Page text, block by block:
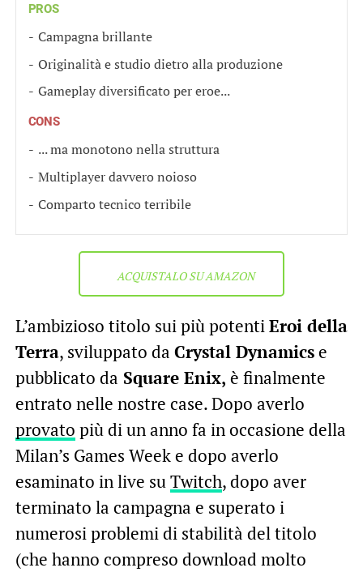
PROS
Campagna brillante
Originalità e studio dietro alla produzione
Gameplay diversificato per eroe...
CONS
... ma monotono nella struttura
Multiplayer davvero noioso
Comparto tecnico terribile
ACQUISTALO SU AMAZON
L’ambizioso titolo sui più potentiEroi della
Terra, sviluppato da Crystal Dynamicse
pubblicato da Square Enix, è finalmente
entrato nelle nostre case. Dopo averlo
provato più di un anno fa in occasione della
Milan’s Games Week e dopo averlo
esaminato in live suTwitch, dopo aver
terminato la campagna e superato i
numerosi problemi di stabilità del titolo
(che hanno compreso download molto